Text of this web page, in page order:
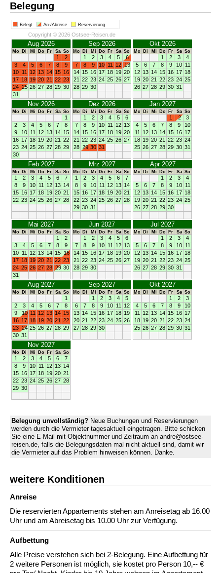
Belegung
Belegt An-/Abreise Reservierung
Copyright © 2026 Ostsee-Reisen.de
Aug 2026
Mo Di Mi Do Fr Sa So
1
2
3
4 5 6 7 8
9
10 11 12 13 14 15 16
17 18 19 20 21 22 23
24 25 26 27 28 29 30
31
Sep 2026
Mo Di Mi Do Fr Sa So
1 2 3 4 5
6
7
8 9 10 11 12 13
14 15 16 17 18 19 20
21
22 23 24 25 26 27
28 29 30
Okt 2026
Mo Di Mi Do Fr Sa So
1 2 3
4
5
6 7 8 9 10 11
12 13 14 15 16 17 18
19 20 21 22 23 24 25
26 27 28 29 30 31
Nov 2026
Mo Di Mi Do Fr Sa So
1
2
3 4 5 6 7
8
9
10 11 12 13 14 15
16 17 18 19 20 21
22
23 24 25 26 27 28 29
30
Dez 2026
Mo Di Mi Do Fr Sa So
1 2 3 4 5
6
7
8 9 10 11 12 13
14 15 16 17 18 19 20
21
22 23 24 25 26 27
28 29 30 31
Jan 2027
Mo Di Mi Do Fr Sa So
1 2
3
4
5 6 7 8 9
10
11
12 13 14 15 16 17
18 19 20 21 22 23 24
25 26 27 28 29 30 31
Feb 2027
Mo Di Mi Do Fr Sa So
1 2 3 4 5 6
7
8
9 10 11 12 13 14
15 16 17 18 19 20 21
22 23 24 25 26 27 28
Mrz 2027
Mo Di Mi Do Fr Sa So
1 2 3 4 5 6
7
8
9 10 11 12 13 14
15 16 17 18 19 20 21
22 23 24 25 26 27 28
29 30 31
Apr 2027
Mo Di Mi Do Fr Sa So
1 2 3
4
5
6 7 8 9 10 11
12 13 14 15 16 17 18
19 20 21 22 23 24 25
26 27 28 29 30
Mai 2027
Mo Di Mi Do Fr Sa So
1
2
3
4 5 6 7 8
9
10 11 12 13 14 15 16
17 18 19 20 21 22 23
24 25 26 27 28 29 30
31
Jun 2027
Mo Di Mi Do Fr Sa So
1 2 3 4 5
6
7
8 9 10 11 12 13
14 15 16 17 18 19 20
21
22 23 24 25 26 27
28 29 30
Jul 2027
Mo Di Mi Do Fr Sa So
1 2 3
4
5
6 7 8 9 10 11
12 13 14 15 16 17 18
19 20 21 22 23 24 25
26 27 28 29 30 31
Aug 2027
Mo Di Mi Do Fr Sa So
1
2
3 4 5 6 7
8
9
10 11 12 13 14 15
16 17 18 19 20 21
22
23 24 25 26 27 28 29
30 31
Sep 2027
Mo Di Mi Do Fr Sa So
1 2 3 4
5
6
7 8 9 10 11
12
13 14 15 16 17 18 19
20 21 22 23 24 25 26
27 28 29 30
Okt 2027
Mo Di Mi Do Fr Sa So
1 2
3
4
5 6 7 8 9
10
11
12 13 14 15 16 17
18 19 20 21 22 23 24
25 26 27 28 29 30 31
Nov 2027
Mo Di Mi Do Fr Sa So
1 2 3 4 5 6
7
8
9 10 11 12 13 14
15 16 17 18 19 20 21
22 23 24 25 26 27 28
29 30
Belegung unvollständig? Neue Buchungen und Reservierungen
werden durch die Vermieter tagesaktuell eingetragen. Bitte schicken
Sie eine E-Mail mit Objektnummer und Zeitraum an andre@ostsee-
reisen.de, falls die Belegungsdaten mal nicht aktuell sind, damit wir
die Vermieter auf das Problem hinweisen können. Danke.
weitere Konditionen
Anreise
Die reservierten Appartements stehen am Anreisetag ab 16.00
Uhr und am Abreisetag bis 10.00 Uhr zur Verfügung.
Aufbettung
Alle Preise verstehen sich bei 2-Belegung. Eine Aufbettung für
2 weitere Personen ist möglich, sie kostet pro Person 10,-- €